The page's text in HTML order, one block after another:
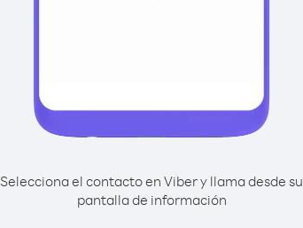
Selecciona el contacto en Viber y llama desde su
pantalla de información